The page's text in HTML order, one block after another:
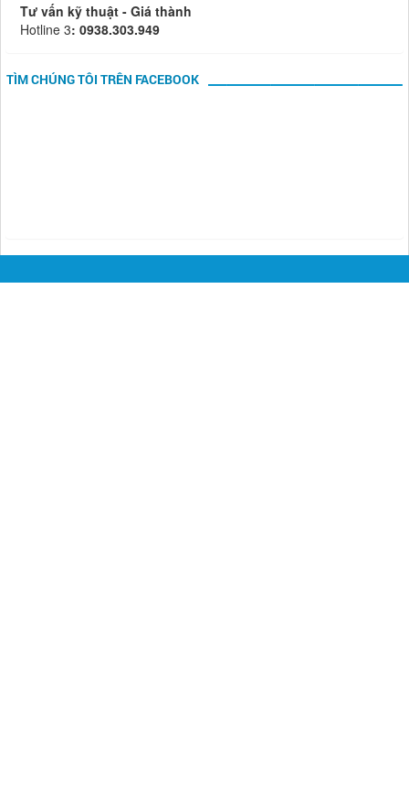
Tư vấn kỹ thuật - Giá thành
Hotline 3: 0938.303.949
TÌM CHÚNG TÔI TRÊN FACEBOOK